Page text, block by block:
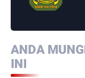
ANDA
INI